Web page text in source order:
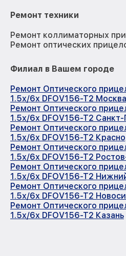
Ремонт техники
Ремонт коллиматорных
Ремонт оптических
Филиал в Вашем городе
Ремонт Оптического
1.5x/6x DFOV156-T2 Москва
Ремонт Оптического
1.5x/6x DFOV156-T2
Ремонт Оптического
1.5x/6x DFOV156-T2
Ремонт Оптического
1.5x/6x DFOV156-T2
Ремонт Оптического
1.5x/6x DFOV156-T2
Ремонт Оптического
1.5x/6x DFOV156-T2
Ремонт Оптического
1.5x/6x DFOV156-T2 Казань